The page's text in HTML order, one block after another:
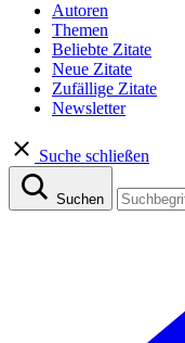
Autoren
Themen
Beliebte Zitate
Neue Zitate
Zufällige Zitate
Newsletter
Suche schließen
Suchen